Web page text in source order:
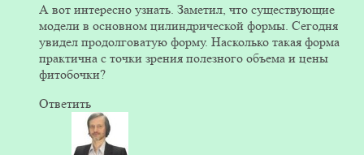
А вот интересно узнать. Заметил, что существующие
модели в основном цилиндрической формы. Сегодня
увидел продолговатую форму. Насколько такая форма
практична с точки зрения полезного объема и цены
фитобочки?
Ответить